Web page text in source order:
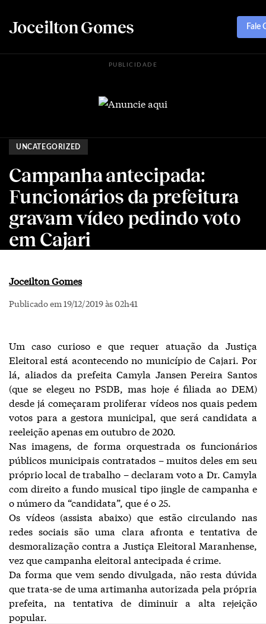
Joceilton Gomes Fale
PUBLICIDADE
UNCATEGORIZED
Campanha antecipada:
Funcionários da prefeitura
gravam vídeo pedindo voto
em Cajari
Joceilton Gomes
Publicado em 19/12/2019 às 02h41
Um caso curioso e que requer atuação da Justiça
Eleitoral está acontecendo no município de Cajari. Por
lá, aliados da prefeita Camyla Jansen Pereira Santos
(que se elegeu no PSDB, mas hoje é filiada ao DEM)
desde já começaram proliferar vídeos nos quais pedem
votos para a gestora municipal, que será candidata a
reeleição apenas em outubro de 2020.
Nas imagens, de forma orquestrada os funcionários
públicos municipais contratados – muitos deles em seu
próprio local de trabalho – declaram voto a Dr. Camyla
com direito a fundo musical tipo jingle de campanha e
o número da “candidata”, que é o 25.
Os vídeos (assista abaixo) que estão circulando nas
redes sociais são uma clara afronta e tentativa de
desmoralização contra a Justiça Eleitoral Maranhense,
vez que campanha eleitoral antecipada é crime.
Da forma que vem sendo divulgada, não resta dúvida
que trata-se de uma artimanha autorizada pela própria
prefeita, na tentativa de diminuir a alta rejeição
popular.